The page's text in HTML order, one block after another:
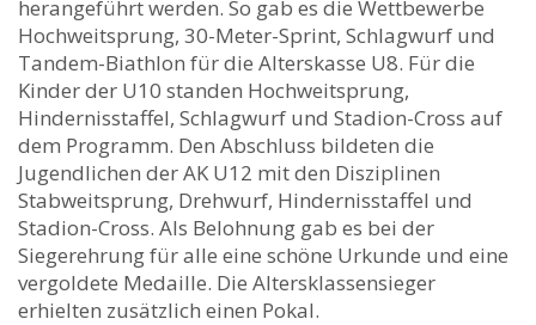
herangeführt werden. So gab es die Wettbewerbe
Hochweitsprung, 30-Meter-Sprint, Schlagwurf und
Tandem-Biathlon für die Alterskasse U8. Für die
Kinder der U10 standen Hochweitsprung,
Hindernisstaffel, Schlagwurf und Stadion-Cross auf
dem Programm. Den Abschluss bildeten die
Jugendlichen der AK U12 mit den Disziplinen
Stabweitsprung, Drehwurf, Hindernisstaffel und
Stadion-Cross. Als Belohnung gab es bei der
Siegerehrung für alle eine schöne Urkunde und eine
vergoldete Medaille. Die Altersklassensieger
erhielten zusätzlich einen Pokal.